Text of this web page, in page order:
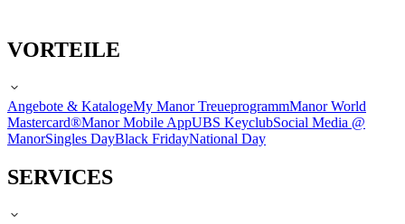
VORTEILE
Angebote & KatalogeMy Manor TreueprogrammManor World
Mastercard®Manor Mobile AppUBS KeyclubSocial Media @
ManorSingles DayBlack FridayNational Day
SERVICES